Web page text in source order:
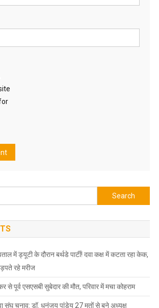
Search
for:
में ड्यूटी के दौरान बर्थडे पार्टी! दवा कक्ष में कटता रहा केक,
रहे मरीज
से पूर्व एसएसबी सुबेदार की मौत, परिवार में मचा कोहराम
संघ चुनाव: डॉ. धनंजय पांडेय 27 मतों से बने अध्यक्ष